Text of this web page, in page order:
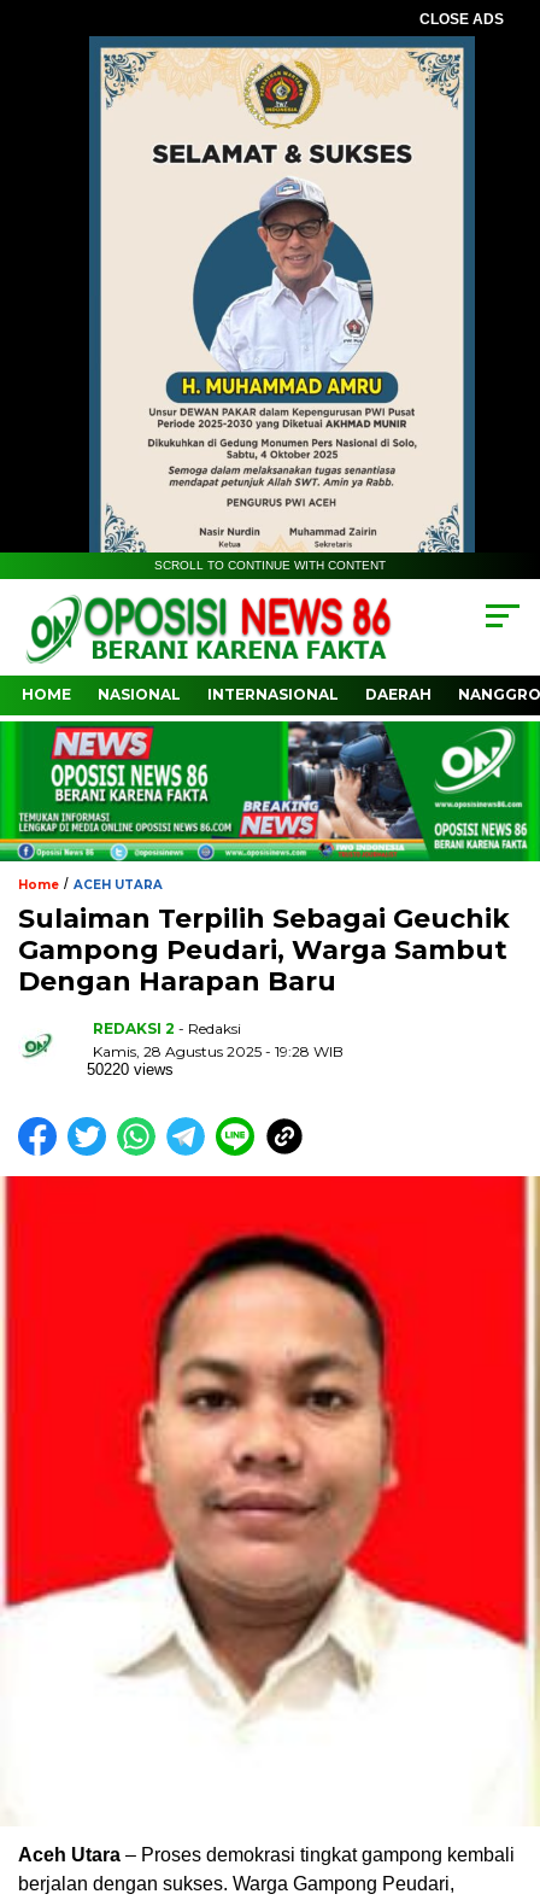
CLOSE ADS
SCROLL TO CONTINUE WITH CONTENT
HOME NASIONAL INTERNASIONAL DAERAH
Home / ACEH UTARA
Sulaiman Terpilih Sebagai Geuchik
Gampong Peudari, Warga Sambut
Dengan Harapan Baru
REDAKSI 2 - Redaksi
Kamis, 28 Agustus 2025 - 19:28 WIB
50220 views
Aceh Utara – Proses demokrasi tingkat gampong kembali
berjalan dengan sukses. Warga Gampong Peudari,